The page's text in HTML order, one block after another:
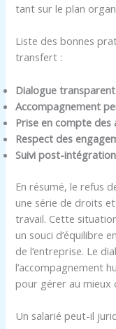
tant sur le plan
Liste des bonnes
transfert :
Dialogue
Accompagnement
Prise en compte
Respect des
Suivi post-
En résumé, le refus
une série de droits
travail. Cette
un souci d’équilibre
de l’entreprise. Le
l’accompagnement
pour gérer au mieux
Un salarié peut-il